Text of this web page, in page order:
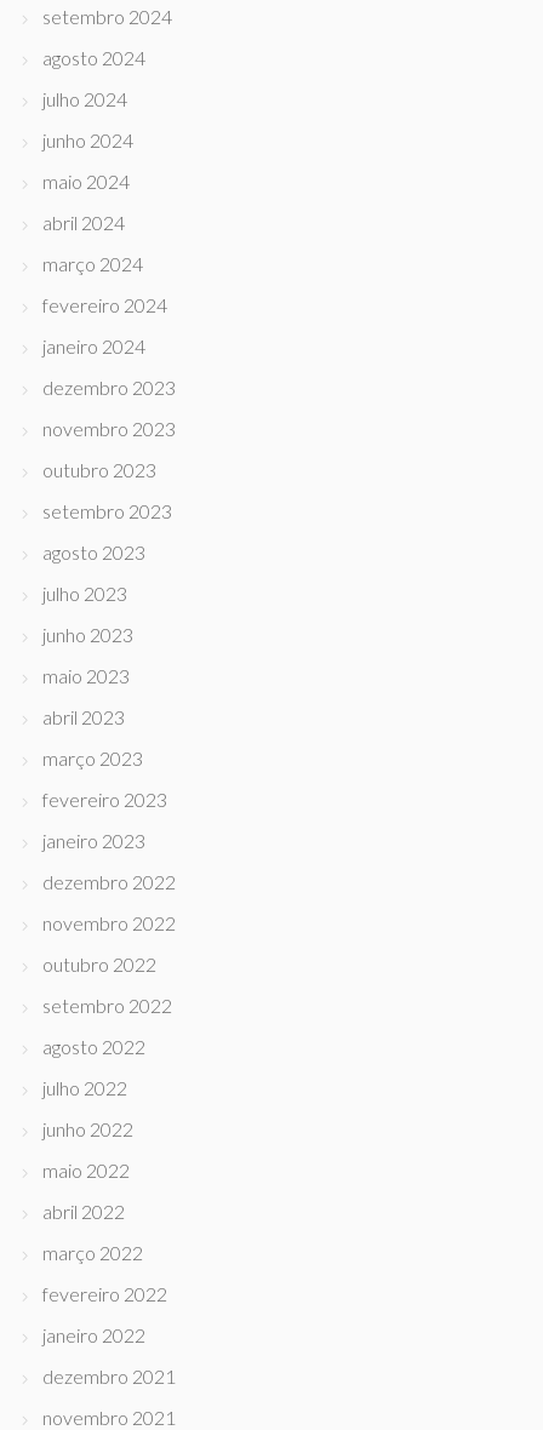
setembro 2024
agosto 2024
julho 2024
junho 2024
maio 2024
abril 2024
março 2024
fevereiro 2024
janeiro 2024
dezembro 2023
novembro 2023
outubro 2023
setembro 2023
agosto 2023
julho 2023
junho 2023
maio 2023
abril 2023
março 2023
fevereiro 2023
janeiro 2023
dezembro 2022
novembro 2022
outubro 2022
setembro 2022
agosto 2022
julho 2022
junho 2022
maio 2022
abril 2022
março 2022
fevereiro 2022
janeiro 2022
dezembro 2021
novembro 2021